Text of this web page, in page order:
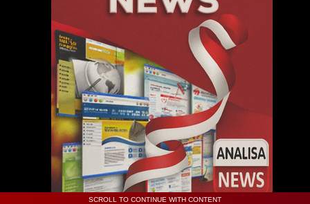
SCROLL TO CONTINUE WITH CONTENT